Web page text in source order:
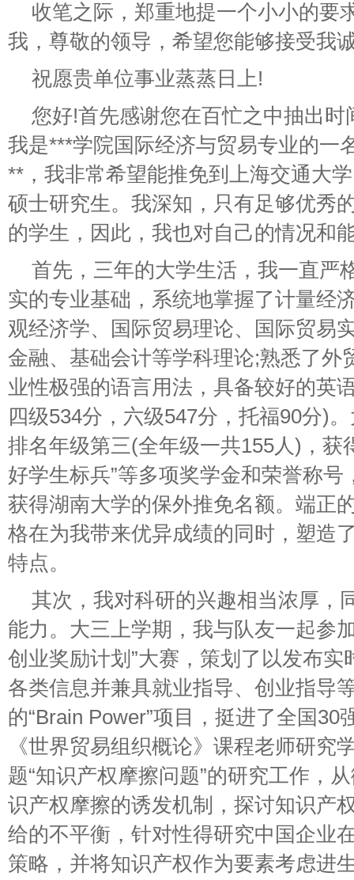
收笔之际，郑重地提一个小小的要
我，尊敬的领导，希望您能够接受我
祝愿贵单位事业蒸蒸日上!
您好!首先感谢您在百忙之中抽出
我是***学院国际经济与贸易专业的
**，我非常希望能推免到上海交通大
硕士研究生。我深知，只有足够优秀
的学生，因此，我也对自己的情况和
首先，三年的大学生活，我一直严
实的专业基础，系统地掌握了计量经
观经济学、国际贸易理论、国际贸易
金融、基础会计等学科理论;熟悉了外
业性极强的语言用法，具备较好的英
四级534分，六级547分，托福90分)
排名年级第三(全年级一共155人)，获
好学生标兵”等多项奖学金和荣誉称
获得湖南大学的保外推免名额。端正
格在为我带来优异成绩的同时，塑造
特点。
其次，我对科研的兴趣相当浓厚，
能力。大三上学期，我与队友一起参
创业奖励计划”大赛，策划了以发布
各类信息并兼具就业指导、创业指导
的“Brain Power”项目，挺进了全国30
《世界贸易组织概论》课程老师研究
题“知识产权摩擦问题”的研究工作，
识产权摩擦的诱发机制，探讨知识产
给的不平衡，针对性得研究中国企业
策略，并将知识产权作为要素考虑进